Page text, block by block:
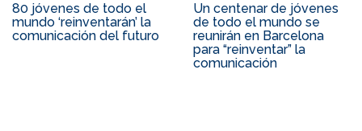
80 jóvenes de todo el
mundo ‘reinventarán’ la
comunicación del futuro
Un centenar de jóvenes
de todo el mundo se
reunirán en Barcelona
para “reinventar” la
comunicación